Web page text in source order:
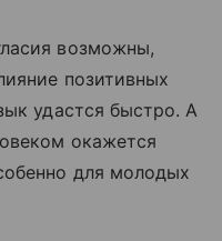
возможны,
позитивных
удастся быстро. А
окажется
для молодых